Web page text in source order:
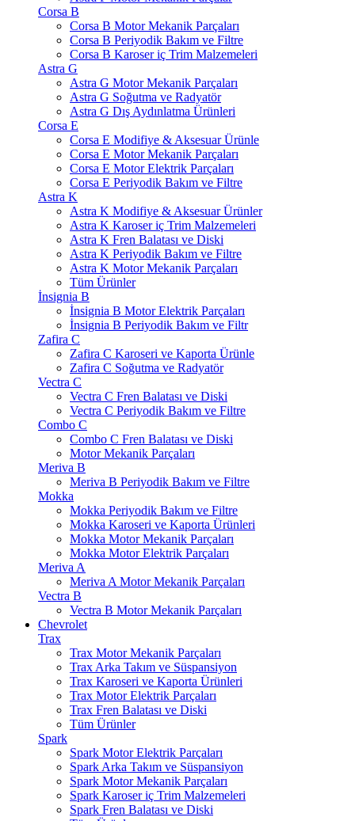
Corsa B
Corsa B Motor Mekanik Parçaları
Corsa B Periyodik Bakım ve Filtre
Corsa B Karoser iç Trim Malzemeleri
Astra G
Astra G Motor Mekanik Parçaları
Astra G Soğutma ve Radyatör
Astra G Dış Aydınlatma Ürünleri
Corsa E
Corsa E Modifiye & Aksesuar Ürünle
Corsa E Motor Mekanik Parçaları
Corsa E Motor Elektrik Parçaları
Corsa E Periyodik Bakım ve Filtre
Astra K
Astra K Modifiye & Aksesuar Ürünler
Astra K Karoser iç Trim Malzemeleri
Astra K Fren Balatası ve Diski
Astra K Periyodik Bakım ve Filtre
Astra K Motor Mekanik Parçaları
Tüm Ürünler
İnsignia B
İnsignia B Motor Elektrik Parçaları
İnsignia B Periyodik Bakım ve Filtr
Zafira C
Zafira C Karoseri ve Kaporta Ürünle
Zafira C Soğutma ve Radyatör
Vectra C
Vectra C Fren Balatası ve Diski
Vectra C Periyodik Bakım ve Filtre
Combo C
Combo C Fren Balatası ve Diski
Motor Mekanik Parçaları
Meriva B
Meriva B Periyodik Bakım ve Filtre
Mokka
Mokka Periyodik Bakım ve Filtre
Mokka Karoseri ve Kaporta Ürünleri
Mokka Motor Mekanik Parçaları
Mokka Motor Elektrik Parçaları
Meriva A
Meriva A Motor Mekanik Parçaları
Vectra B
Vectra B Motor Mekanik Parçaları
Chevrolet
Trax
Trax Motor Mekanik Parçaları
Trax Arka Takım ve Süspansiyon
Trax Karoseri ve Kaporta Ürünleri
Trax Motor Elektrik Parçaları
Trax Fren Balatası ve Diski
Tüm Ürünler
Spark
Spark Motor Elektrik Parçaları
Spark Arka Takım ve Süspansiyon
Spark Motor Mekanik Parçaları
Spark Karoser iç Trim Malzemeleri
Spark Fren Balatası ve Diski